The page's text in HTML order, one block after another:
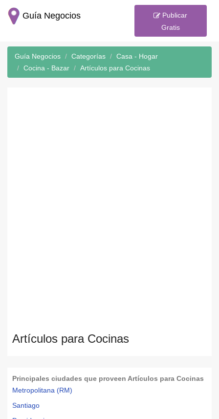
Guía Negocios
Publicar
Gratis
Guía Negocios Categorías
Casa - Hogar
Cocina - Bazar
Artículos para Cocinas
Artículos para Cocinas
Principales ciudades que proveen Artículos para Cocinas
Metropolitana (RM)
Santiago